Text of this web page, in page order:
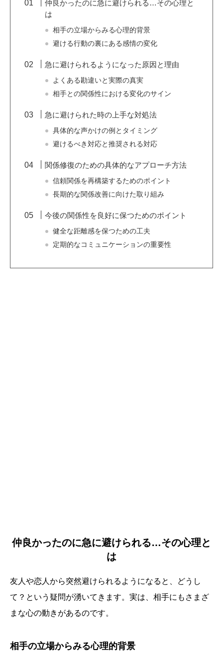
仲良かったのに急に避けられる…その心理と
は
相手の立場からみる心理的背景
避ける行動の裏にある感情の変化
急に避けられるようになった原因と理由
よくある勘違いと実際の真実
相手との関係性における変化のサイン
急に避けられた時の上手な対処法
具体的な声かけの例とタイミング
避けるべき対応と推奨される対応
関係修復のための具体的なアプローチ方法
信頼関係を再構築するためのポイント
長期的な関係改善に向けた取り組み
今後の関係性を良好に保つためのポイント
健全な距離感を保つための工夫
定期的なコミュニケーションの重要性
仲良かったのに急に避けられる…その心理と
は
友人や恋人から突然避けられるようになると、どうし
て？という疑問が湧いてきます。実は、相手にもさまざ
まな心の動きがあるのです。
相手の立場からみる心理的背景